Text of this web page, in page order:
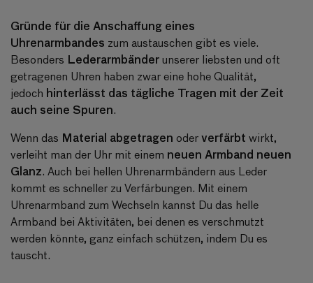
Gründe für die Anschaffung eines
Uhrenarmbandes zum austauschen gibt es viele.
Besonders Lederarmbänderunserer liebsten und oft
getragenen Uhren haben zwar eine hohe Qualität,
jedoch hinterlässt das tägliche Tragen mit der Zeit
auch seine Spuren.
Wenn das Material abgetragen oderverfärbt wirkt,
verleiht man der Uhr mit einem neuen Armband neuen
Glanz. Auch bei hellen Uhrenarmbändern aus Leder
kommt es schneller zu Verfärbungen. Mit einem
Uhrenarmband zum Wechseln kannst Du das helle
Armband bei Aktivitäten, bei denen es verschmutzt
werden könnte, ganz einfach schützen, indem Du es
tauscht.